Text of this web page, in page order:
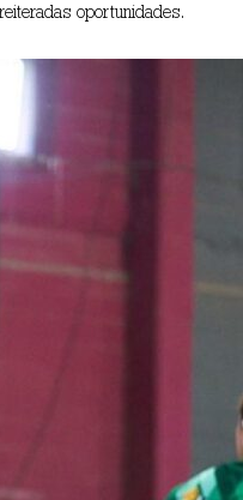
oportunidades.